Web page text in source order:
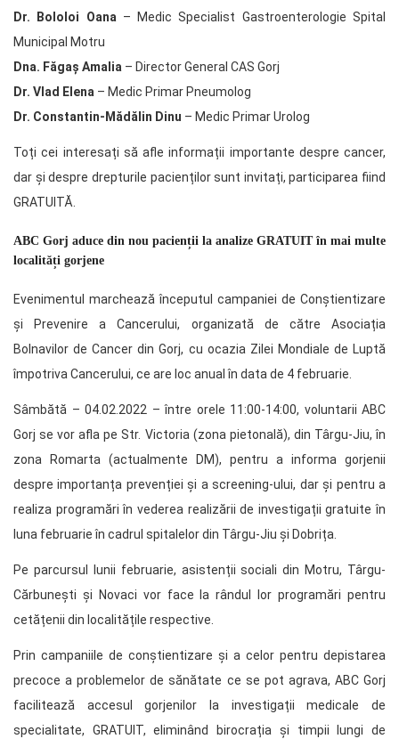
Dr. Bololoi Oana – Medic Specialist Gastroenterologie Spital
Municipal Motru
Dna. Făgaș Amalia – Director General CAS Gorj
Dr. Vlad Elena – Medic Primar Pneumolog
Dr. Constantin-Mădălin Dinu – Medic Primar Urolog
Toți cei interesați să afle informații importante despre cancer,
dar și despre drepturile pacienților sunt invitați, participarea fiind
GRATUITĂ.
ABC Gorj aduce din nou pacienții la analize GRATUIT în mai multe
localități gorjene
Evenimentul marchează începutul campaniei de Conștientizare
și Prevenire a Cancerului, organizată de către Asociația
Bolnavilor de Cancer din Gorj, cu ocazia Zilei Mondiale de Luptă
împotriva Cancerului, ce are loc anual în data de 4 februarie.
Sâmbătă – 04.02.2022 – între orele 11:00-14:00, voluntarii ABC
Gorj se vor afla pe Str. Victoria (zona pietonală), din Târgu-Jiu, în
zona Romarta (actualmente DM), pentru a informa gorjenii
despre importanța prevenției și a screening-ului, dar și pentru a
realiza programări în vederea realizării de investigații gratuite în
luna februarie în cadrul spitalelor din Târgu-Jiu și Dobrița.
Pe parcursul lunii februarie, asistenții sociali din Motru, Târgu-
Cărbunești și Novaci vor face la rândul lor programări pentru
cetățenii din localitățile respective.
Prin campaniile de conștientizare și a celor pentru depistarea
precoce a problemelor de sănătate ce se pot agrava, ABC Gorj
facilitează accesul gorjenilor la investigații medicale de
specialitate, GRATUIT, eliminând birocrația și timpii lungi de